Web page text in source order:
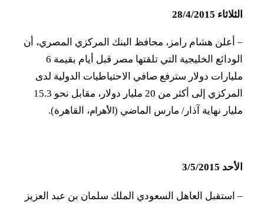
الثلاثاء 28/4/2015
– أعلن هشام رامز، محافظ البنك المركزي المصري، أن
الودائع الخليجية التي تلقتها مصر قبل أيام بقيمة 6
مليارات دولار سترفع صافي الاحتياطيات الدولية لدى
المركزي إلى أكثر من 20 مليار دولار، مقابل نحو 15.3
مليار نهاية آذار/ مارس الماضي ( الأهرام، القاهرة).
الأحد 3/5/2015
– استقبل العاهل السعودي الملك سلمان بن عبد العزيز